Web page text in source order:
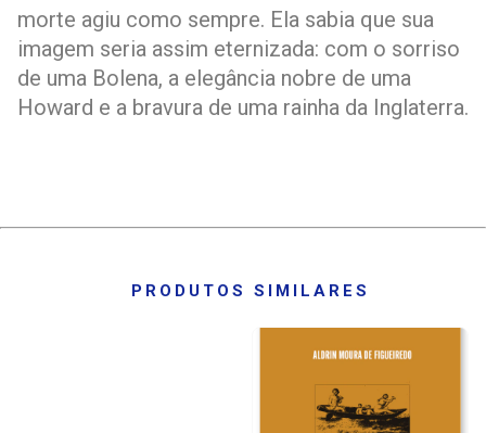
morte agiu como sempre. Ela sabia que sua
imagem seria assim eternizada: com o sorriso
de uma Bolena, a elegância nobre de uma
Howard e a bravura de uma rainha da Inglaterra.
PRODUTOS SIMILARES